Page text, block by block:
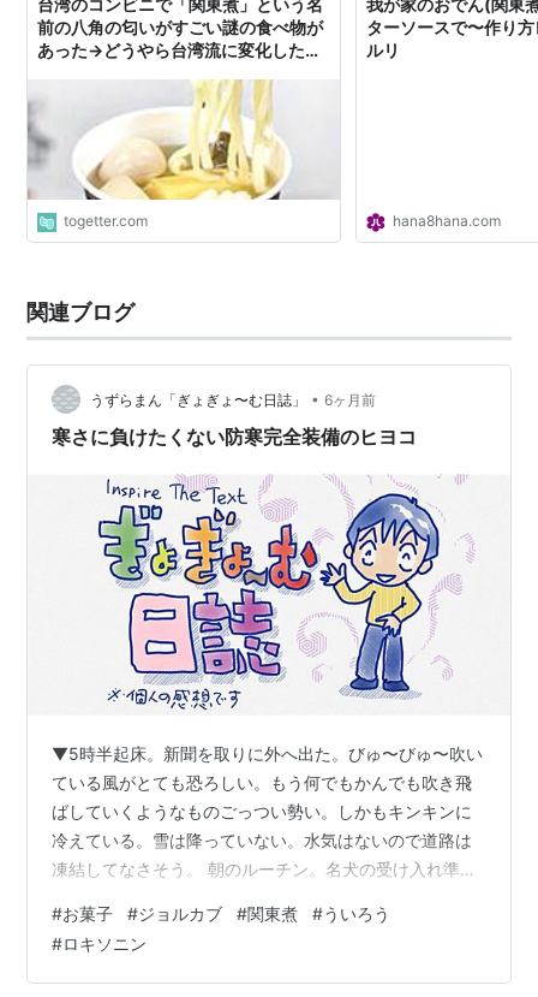
台湾のコンビニで「関東煮」という名
前の八角の匂いがすごい謎の食べ物が
あった→どうやら台湾流に変化したお
togetter.com
我が家のおでん(関東
ターソースで〜作り
ルリ
hana8hana.com
関連ブログ
うずらまん「ぎょぎょ〜む日誌」 • 6ヶ月前
寒さに負けたくない防寒完全装備のヒヨコ
▼5時半起床。新聞を取りに外へ出た。びゅ〜びゅ〜吹い
ている風がとても恐ろしい。もう何でもかんでも吹き飛
ばしていくようなものごっつい勢い。しかもキンキンに
冷えている。雪は降っていない。水気はないので道路は
凍結してなさそう。 朝のルーチン。名犬の受け入れ準備
プット。ぬいぐるみの取ってこい遊び〝千本ノック〟。
お昼ご飯は関東煮の残りを食べた。いやはや、おいしい
ねぇ。続いても一向に構わない。 昼下がりに、真っ赤な
#お菓子 #ジョルカブ #関東煮 #ういろう
#ロキソニン